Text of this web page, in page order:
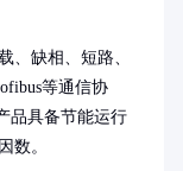
、缺相、短路、
等通信协
品具备节能运行
数。